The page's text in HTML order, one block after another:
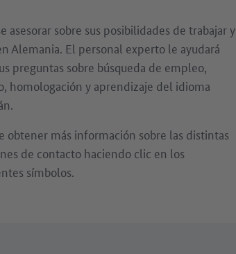
asesorar sobre sus posibilidades de trabajar y
Alemania. El personal experto le ayudará
preguntas sobre búsqueda de empleo,
homologación y aprendizaje del idioma
obtener más información sobre las distintas
de contacto haciendo clic en los
símbolos.